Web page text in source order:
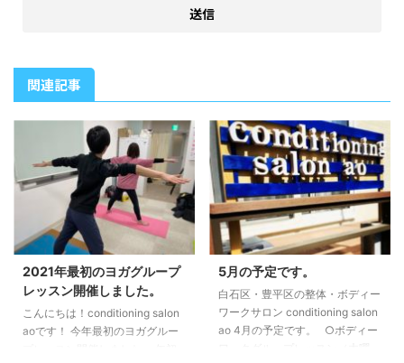
関連記事
2021年最初のヨガグループ
レッスン開催しました。
こんにちは！conditioning salon
aoです！ 今年最初のヨガグルー
5月の予定です。
白石区・豊平区の整体・ボディー
ワークサロン conditioning salon
ao 4月の予定です。 ○ボディー